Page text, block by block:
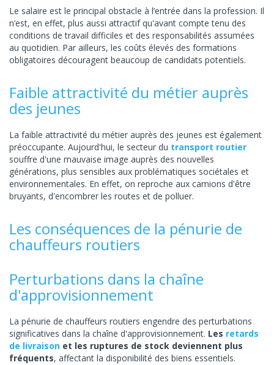
Le salaire est le principal obstacle à l’entrée dans la profession. Il
n’est, en effet, plus aussi attractif qu'avant compte tenu des
conditions de travail difficiles et des responsabilités assumées
au quotidien. Par ailleurs, les coûts élevés des formations
obligatoires découragent beaucoup de candidats potentiels.
Faible attractivité du métier auprès
des jeunes
La faible attractivité du métier auprès des jeunes est également
préoccupante. Aujourd'hui, le secteur du transport routier
souffre d'une mauvaise image auprès des nouvelles
générations, plus sensibles aux problématiques sociétales et
environnementales. En effet, on reproche aux camions d'être
bruyants, d'encombrer les routes et de polluer.
Les conséquences de la pénurie de
chauffeurs routiers
Perturbations dans la chaîne
d'approvisionnement
La pénurie de chauffeurs routiers engendre des perturbations
significatives dans la chaîne d'approvisionnement. Les retards
de livraison et les ruptures de stock deviennent plus
fréquents, affectant la disponibilité des biens essentiels.